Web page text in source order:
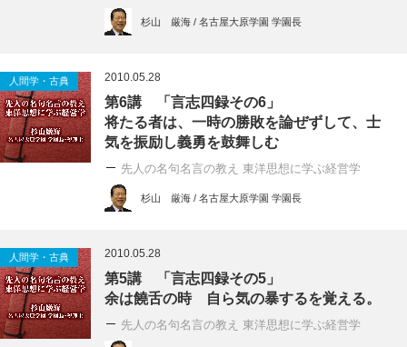
杉山 厳海 / 名古屋大原学園 学園長
人間学・古典 2010.05.28
第6講 「言志四録その6」
将たる者は、一時の勝敗を論ぜずして、士
気を振励し義勇を鼓舞しむ
先人の名句名言の教え 東洋思想に学ぶ経営学
杉山 厳海 / 名古屋大原学園 学園長
人間学・古典 2010.05.28
第5講 「言志四録その5」
余は饒舌の時 自ら気の暴するを覚える。
先人の名句名言の教え 東洋思想に学ぶ経営学